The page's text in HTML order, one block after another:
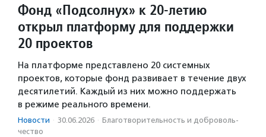
Фонд «Подсолнух» к 20-летию
открыл платформу для поддержки
20 проектов
На платформе представлено 20 системных
проектов, которые фонд развивает в течение двух
десятилетий. Каждый из них можно поддержать
в режиме реального времени.
Новости · 30.06.2026 · Благотвори­тель­ность и доброволь­
чест­во